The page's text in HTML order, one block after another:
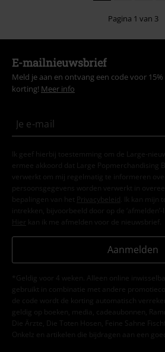
Pagina 1 van 3
E-mailnieuwsbrief
Meld je aan en ontvang een code voor 15%
korting! Meer info
Ik geef hierbij toestemming om de Large-
ermee akkoord dat Large Popmerchandising
verwerkt om mij regelmatig te informeren
persoonsgegevens worden verwerkt in
bepalingen van het
Privacybeleid . Ik kan
intrekken, bijvoorbeeld door op de ‘afmelden’-
Hier kan ik me afmelden voor de nieuwsbrief.
Aanmelden
*Geldig voor 4 weken. Alleen online
gebruikt in combinatie met andere
de code wordt de korting automatisch
geldig op boeken, media, cadeaubonnen,
Die Ärzte, Die Toten Hosen, Feine Sahne
Onkelz en artikelen die bijdragen aan een